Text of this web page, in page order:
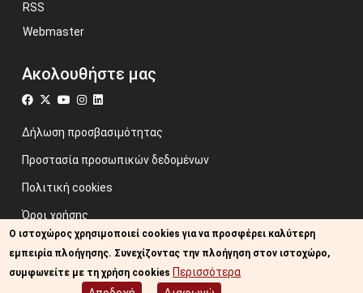
RSS
Webmaster
Ακολουθήστε μας
Δήλωση προσβασιμότητας
Προστασία προσωπικών δεδομένων
Πολιτική cookies
Όροι χρήσης
Προηγούμενος ιστότοπος
Image credits: Some designed by Freepik
Ο ιστοχώρος χρησιμοποιεί cookies για να προσφέρει καλύτερη
εμπειρία πλοήγησης. Συνεχίζοντας την πλοήγηση στον ιστοχώρο,
συμφωνείτε με τη χρήση cookies Περισσότερα